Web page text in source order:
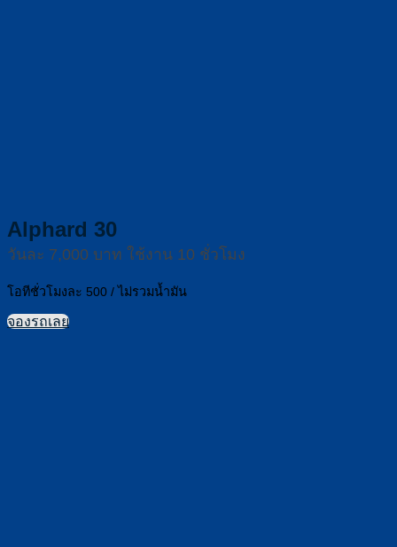
Alphard 30
วันละ 7,000 บาท ใช้งาน 10 ชั่วโมง
โอทีชั่วโมงละ 500 / ไม่รวมน้ำมัน
จองรถเลย